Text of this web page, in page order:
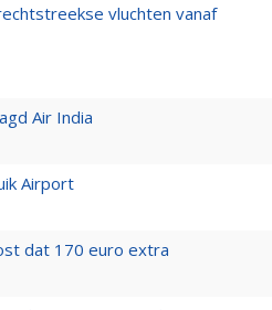
vluchten vanaf
Air India
Airport
dat 170 euro extra